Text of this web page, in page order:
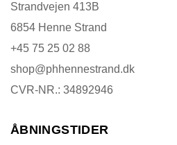
Strandvejen 413B
6854 Henne Strand
+45 75 25 02 88
shop@phhennestrand.dk
CVR-NR.: 34892946
ÅBNINGSTIDER